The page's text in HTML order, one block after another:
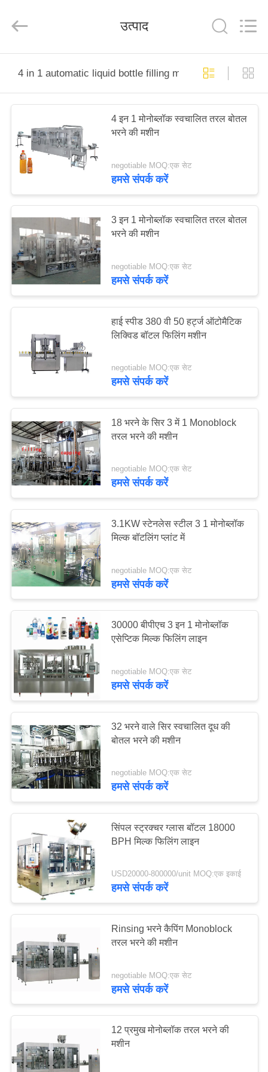
उत्पाद
हमारे
बारे
कारखाना
भ्रमण
गुणवत्ता
नियंत्रण
संपर्क
करें
एक
उद्धरण
की
विनती
करे
साइटमैप
PRIVACY
POLICY
Enterprise
Management
Rights
उत्पाद
4 in 1 automatic liquid bottle filling machine
4 इन 1 मोनोब्लॉक स्वचालित तरल बोतल
भरने की मशीन
negotiable MOQ:एक सेट
हमसे संपर्क करें
3 इन 1 मोनोब्लॉक स्वचालित तरल बोतल
भरने की मशीन
negotiable MOQ:एक सेट
हमसे संपर्क करें
हाई स्पीड 380 वी 50 हर्ट्ज ऑटोमैटिक
लिक्विड बॉटल फिलिंग मशीन
negotiable MOQ:एक सेट
हमसे संपर्क करें
18 भरने के सिर 3 में 1 Monoblock
तरल भरने की मशीन
negotiable MOQ:एक सेट
हमसे संपर्क करें
3.1KW स्टेनलेस स्टील 3 1 मोनोब्लॉक
मिल्क बॉटलिंग प्लांट में
negotiable MOQ:एक सेट
हमसे संपर्क करें
30000 बीपीएच 3 इन 1 मोनोब्लॉक
एसेप्टिक मिल्क फिलिंग लाइन
negotiable MOQ:एक सेट
हमसे संपर्क करें
32 भरने वाले सिर स्वचालित दूध की
बोतल भरने की मशीन
negotiable MOQ:एक सेट
हमसे संपर्क करें
सिंपल स्ट्रक्चर ग्लास बॉटल 18000
BPH मिल्क फिलिंग लाइन
USD20000-800000/unit MOQ:एक इकाई
हमसे संपर्क करें
Rinsing भरने कैपिंग Monoblock
तरल भरने की मशीन
negotiable MOQ:एक सेट
हमसे संपर्क करें
12 प्रमुख मोनोब्लॉक तरल भरने की
मशीन